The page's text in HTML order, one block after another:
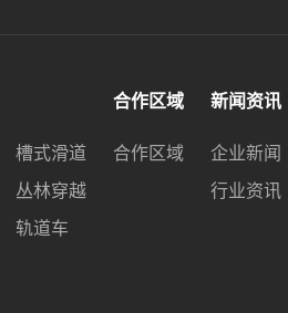
槽式滑道
丛林穿越
轨道车
合作区域
合作区域
新闻资讯
企业新闻
行业资讯